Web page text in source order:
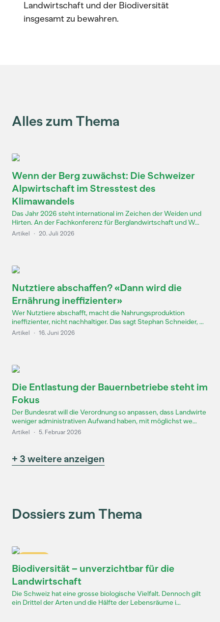
Landwirtschaft und der Biodiversität
insgesamt zu bewahren.
Alles zum Thema
Wenn der Berg zuwächst: Die Schweizer
Alpwirtschaft im Stresstest des
Klimawandels
Das Jahr 2026 steht international im Zeichen der Weiden und
Hirten. An der Fachkonferenz für Berglandwirtschaft und W...
Artikel · 20. Juli 2026
Nutztiere abschaffen? «Dann wird die
Ernährung ineffizienter»
Wer Nutztiere abschafft, macht die Nahrungsproduktion
ineffizienter, nicht nachhaltiger. Das sagt Stephan Schneider, ...
Artikel · 16. Juni 2026
Die Entlastung der Bauernbetriebe steht im
Fokus
Der Bundesrat will die Verordnung so anpassen, dass Landwirte
weniger administrativen Aufwand haben, mit möglichst we...
Artikel · 5. Februar 2026
+ 3 weitere anzeigen
Dossiers zum Thema
Biodiversität – unverzichtbar für die
Landwirtschaft
Die Schweiz hat eine grosse biologische Vielfalt. Dennoch gilt
ein Drittel der Arten und die Hälfte der Lebensräume i...